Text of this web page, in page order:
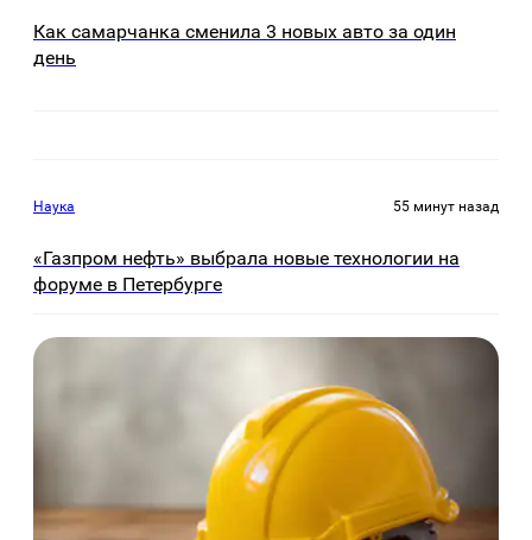
Как самарчанка сменила 3 новых авто за один
день
Наука 55 минут назад
«Газпром нефть» выбрала новые технологии на
форуме в Петербурге